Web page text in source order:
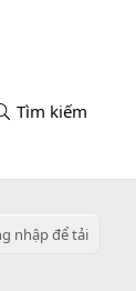
Tìm kiếm
nhập để tải